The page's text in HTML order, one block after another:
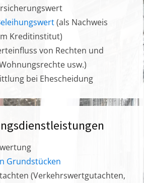
(als Nachweis
Kreditinstitut)
von Rechten und
usw.)
bei Ehescheidung
Grundstücken
(Verkehrswertgutachten,